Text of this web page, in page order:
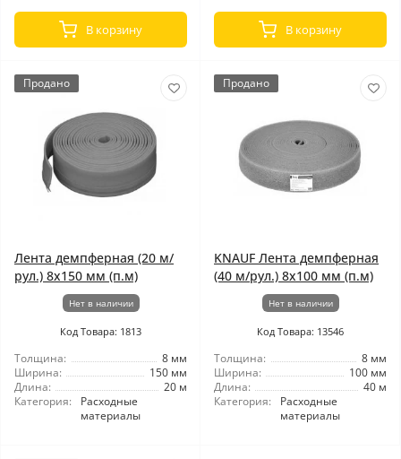
В корзину В корзину
Продано
Лента демпферная (20 м/
рул.) 8x150 мм (п.м)
Нет в наличии
Код Товара: 1813
Толщина:
8 мм
Ширина:
150 мм
Длина:
20 м
Категория:
Расходные
материалы
Продано
KNAUF Лента демпферная
(40 м/рул.) 8x100 мм (п.м)
Нет в наличии
Код Товара: 13546
Толщина:
8 мм
Ширина:
100 мм
Длина:
40 м
Категория:
Расходные
материалы